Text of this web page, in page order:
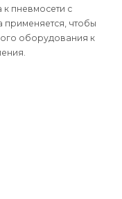
пневмосети с
чтобы
оборудования к